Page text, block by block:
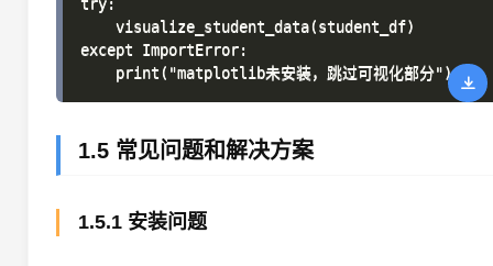
    visualize_student_data(student_df)
except ImportError:
1.5 常见问题和解决方案
1.5.1 安装问题